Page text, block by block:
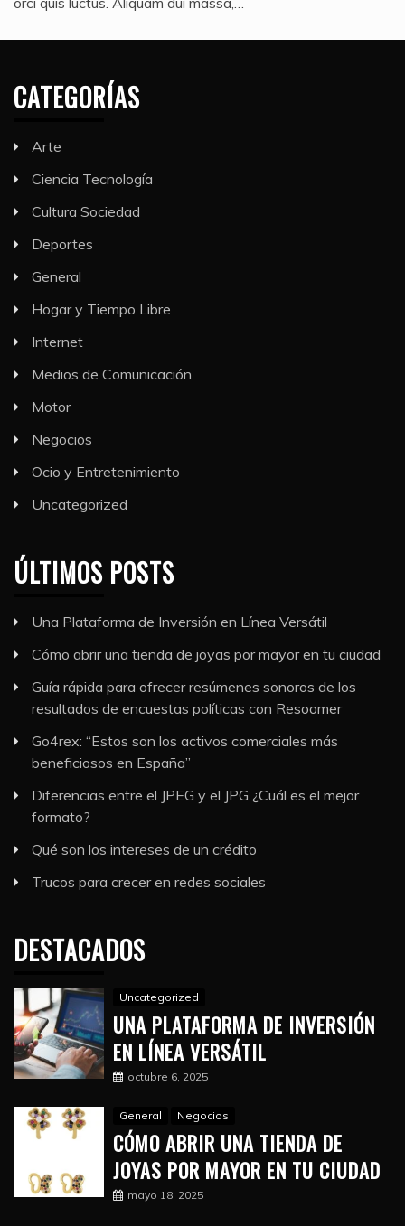
CATEGORÍAS
Arte
Ciencia Tecnología
Cultura Sociedad
Deportes
General
Hogar y Tiempo Libre
Internet
Medios de Comunicación
Motor
Negocios
Ocio y Entretenimiento
Uncategorized
ÚLTIMOS POSTS
Una Plataforma de Inversión en Línea Versátil
Cómo abrir una tienda de joyas por mayor en tu ciudad
Guía rápida para ofrecer resúmenes sonoros de los
resultados de encuestas políticas con Resoomer
Go4rex: “Estos son los activos comerciales más
beneficiosos en España”
Diferencias entre el JPEG y el JPG ¿Cuál es el mejor
formato?
Qué son los intereses de un crédito
Trucos para crecer en redes sociales
DESTACADOS
Uncategorized
UNA PLATAFORMA DE INVERSIÓN
EN LÍNEA VERSÁTIL
octubre 6, 2025
General Negocios
CÓMO ABRIR UNA TIENDA DE
JOYAS POR MAYOR EN TU CIUDAD
mayo 18, 2025